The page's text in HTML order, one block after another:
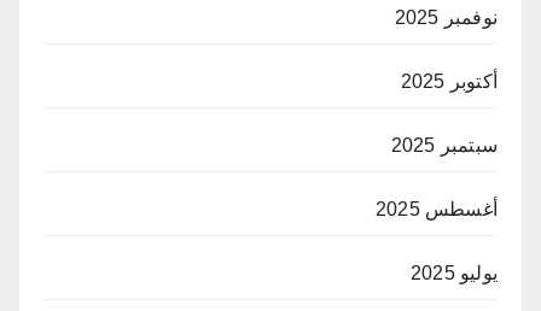
نوفمبر 2025
أكتوبر 2025
سبتمبر 2025
أغسطس 2025
يوليو 2025